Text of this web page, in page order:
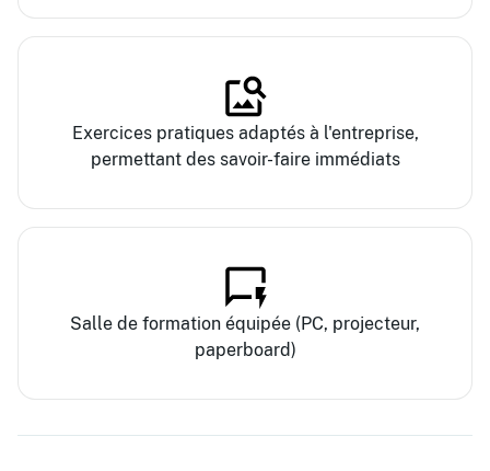
Exercices pratiques adaptés à l'entreprise,
permettant des savoir-faire immédiats
Salle de formation équipée (PC, projecteur,
paperboard)